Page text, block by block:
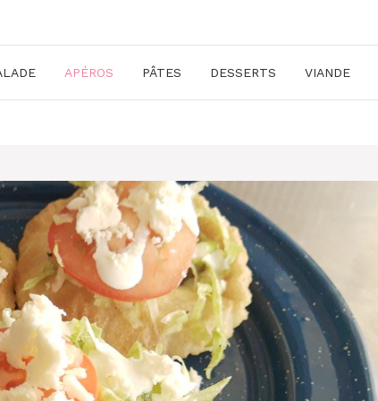
APÉROS PÂTES DESSERTS VIANDE